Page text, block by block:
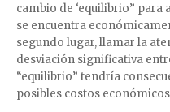
cambio de ‘equilibrio”
se encuentra
segundo lugar, llamar la
desviación significativa
“equilibrio” tendría
posibles costos